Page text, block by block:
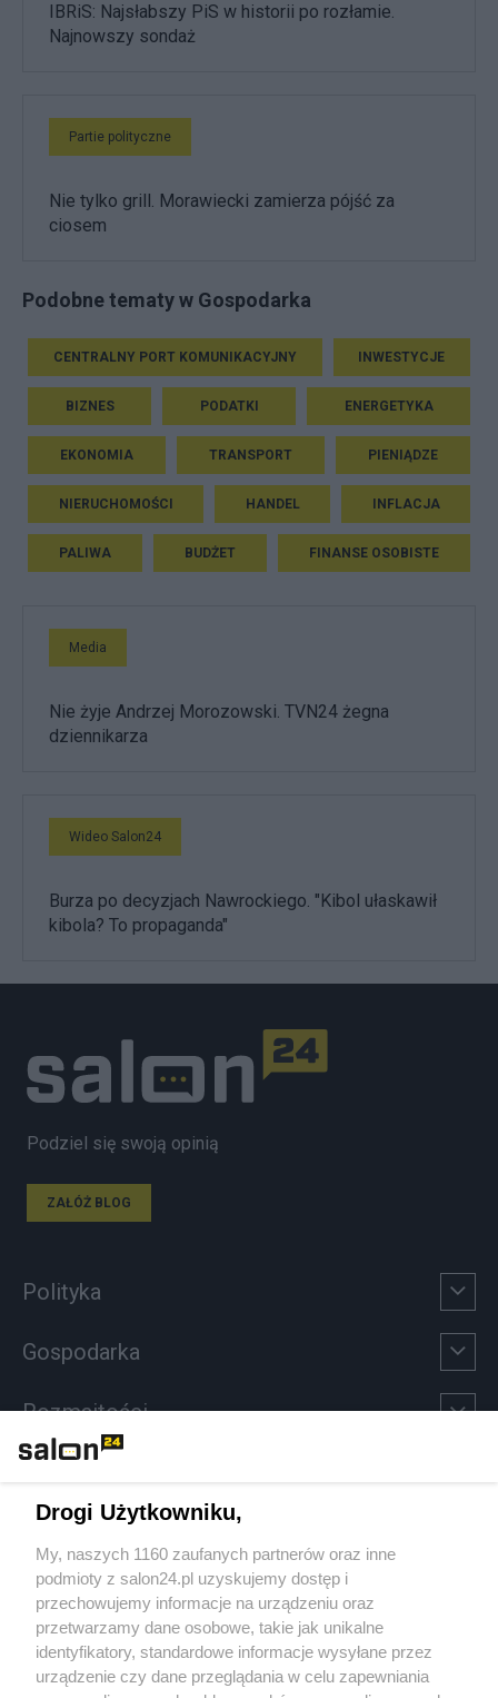
IBRiS: Najsłabszy PiS w historii po rozłamie.
Najnowszy sondaż
Partie polityczne
Nie tylko grill. Morawiecki zamierza pójść za
ciosem
Podobne tematy w Gospodarka
CENTRALNY PORT KOMUNIKACYJNY INWESTYCJE
BIZNES PODATKI ENERGETYKA
EKONOMIA TRANSPORT PIENIĄDZE
NIERUCHOMOŚCI HANDEL INFLACJA
PALIWA BUDŻET FINANSE OSOBISTE
Media
Nie żyje Andrzej Morozowski. TVN24 żegna
dziennikarza
Wideo Salon24
Burza po decyzjach Nawrockiego. "Kibol ułaskawił
kibola? To propaganda"
Podziel się swoją opinią
ZAŁÓŻ BLOG
Polityka
Gospodarka
Rozmaitości
Sport
Społeczeństwo
Kultura
Drogi Użytkowniku,
My, naszych 1160 zaufanych partnerów oraz inne
podmioty z salon24.pl uzyskujemy dostęp i
przechowujemy informacje na urządzeniu oraz
przetwarzamy dane osobowe, takie jak unikalne
identyfikatory, standardowe informacje wysyłane przez
urządzenie czy dane przeglądania w celu zapewniania